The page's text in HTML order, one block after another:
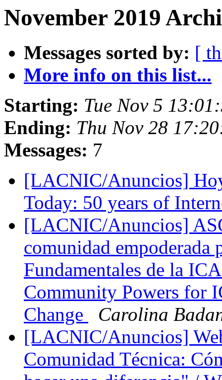
November 2019
Messages sorted by: [
More info on this list...
Starting: Tue Nov 5
Ending: Thu Nov 28
Messages: 7
[LACNIC/Anuncios]
Today: 50 years of
[LACNIC/Anuncios]
comunidad empoderada
Fundamentales de la
Community Powers for
Change
Carolina
[LACNIC/Anuncios]
Comunidad Técnica: